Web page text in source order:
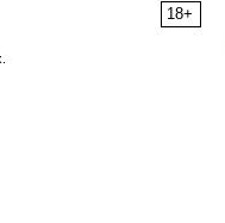
18+